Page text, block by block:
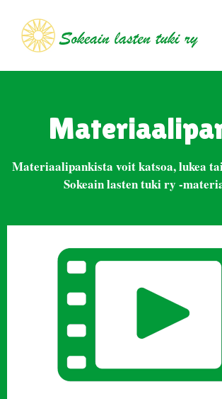
Materiaalipankista voit katsoa, lukea
Sokeain lasten tuki ry -